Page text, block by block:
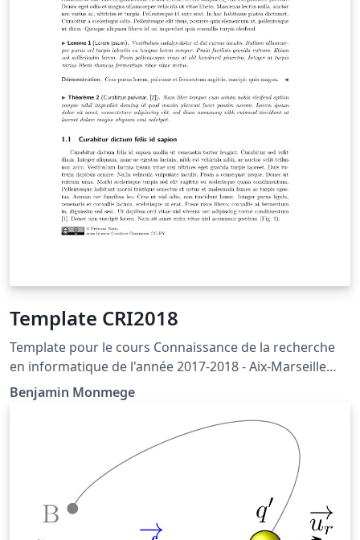
Template CRI2018
Template pour le cours Connaissance de la recherche
en informatique de l'année 2017-2018 - Aix-Marseille
Université, France
Benjamin Monmege